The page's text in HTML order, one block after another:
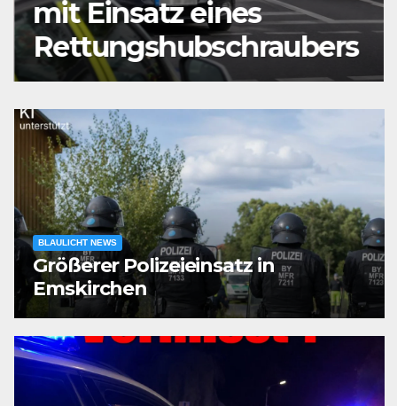
mit Einsatz eines
Rettungshubschraubers
BLAULICHT NEWS
Größerer Polizeieinsatz in
Emskirchen